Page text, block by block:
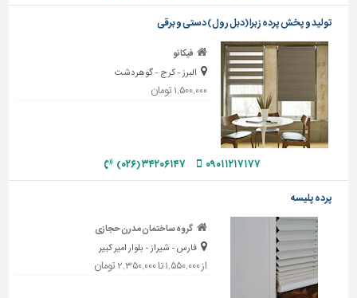
برقی،روشنایی،ایمنی
محوطه
ساخت
و
ساز
تاسیسات
ساختمان
شهرسازی،
ترافیک
و
سازه
تولید و پخش پرده زبرا (دبل رول) دستی و برقی
فیکانو
البرز - کرج - گوهردشت
۱,۵۰۰,۰۰۰ تومان
۰۹۰۱۱۲۱۷۱۷۷ ۳۴۲۰۶۱۴۷ (۰۲۶)
پرده پلیسه
گروه ساختمان مدرن حجازی
فارس - شیراز - بلوار امیر کبیر
از ۱,۵۵۰,۰۰۰ تا ۲,۳۵۰,۰۰۰ تومان